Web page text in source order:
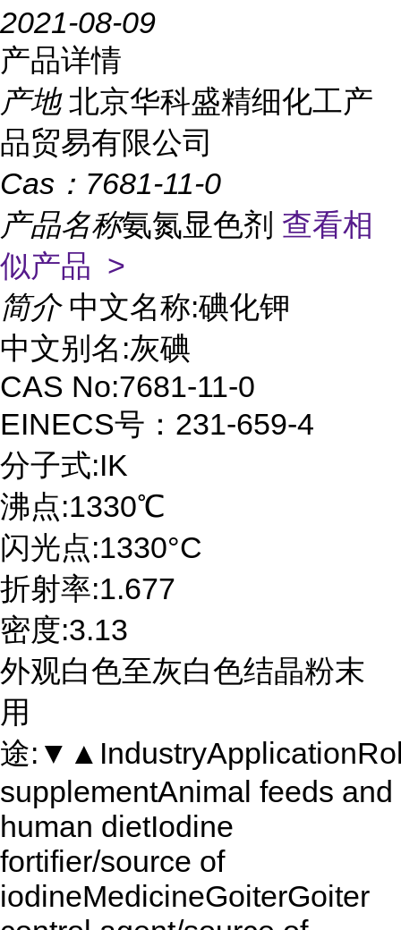
2021-08-09
产品详情
产地 北京华科盛精细化工产
品贸易有限公司
Cas： 7681-11-0
产品名称氨氮显色剂 查看相
似产品 >
简介 中文名称:碘化钾
中文别名:灰碘
CAS No:7681-11-0
EINECS号：231-659-4
分子式:IK
沸点:1330℃
闪光点:1330°C
折射率:1.677
密度:3.13
外观白色至灰白色结晶粉末
用
途
supplementAnimal feeds and
human dietIodine
fortifier/source of
iodineMedicineGoiterGoiter